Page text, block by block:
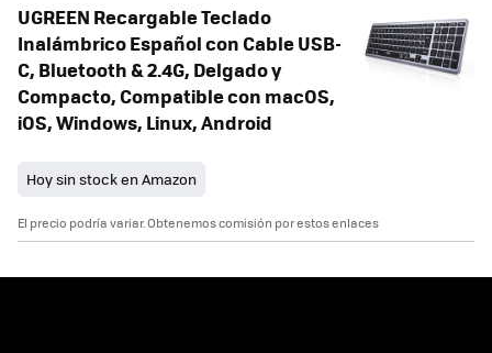
UGREEN Recargable Teclado
Inalámbrico Español con Cable USB-
C, Bluetooth & 2.4G, Delgado y
Compacto, Compatible con macOS,
iOS, Windows, Linux, Android
Hoy sin stock en Amazon
El precio podría variar. Obtenemos comisión por estos enlaces